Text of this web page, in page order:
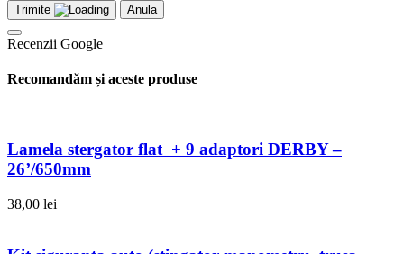
Trimite Anula
Recenzii Google
Recomandăm și aceste produse
Lamela stergator flat + 9 adaptori DERBY –
26’/650mm
38,00 lei